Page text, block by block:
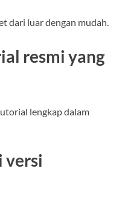
dari luar dengan mudah.
resmi yang
lengkap dalam
versi